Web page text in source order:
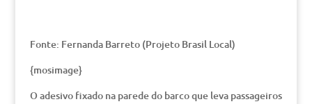
Fonte: Fernanda Barreto (Projeto Brasil Local)
{mosimage}
O adesivo fixado na parede do barco que leva passageiros